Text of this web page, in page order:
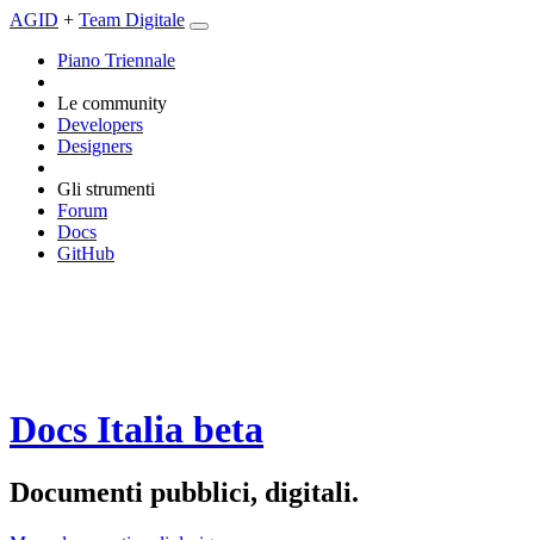
AGID + Team Digitale
Piano Triennale
Le community
Developers
Designers
Gli strumenti
Forum
Docs
GitHub
Docs Italia beta
Documenti pubblici, digitali.